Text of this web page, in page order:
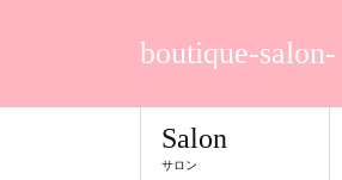
boutique-salon-
Salon
サロン